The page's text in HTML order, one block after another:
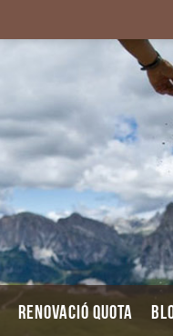
RENOVACIÓ QUOTA